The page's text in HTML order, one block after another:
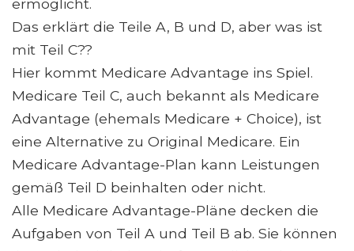
ermöglicht.
Das erklärt die Teile A, B und D, aber was ist
mit Teil C??
Hier kommt Medicare Advantage ins Spiel.
Medicare Teil C, auch bekannt als Medicare
Advantage (ehemals Medicare + Choice), ist
eine Alternative zu Original Medicare. Ein
Medicare Advantage-Plan kann Leistungen
gemäß Teil D beinhalten oder nicht.
Alle Medicare Advantage-Pläne decken die
Aufgaben von Teil A und Teil B ab. Sie können